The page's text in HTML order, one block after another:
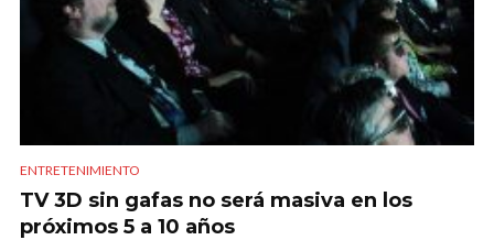
ENTRETENIMIENTO
TV 3D sin gafas no será masiva en los
próximos 5 a 10 años